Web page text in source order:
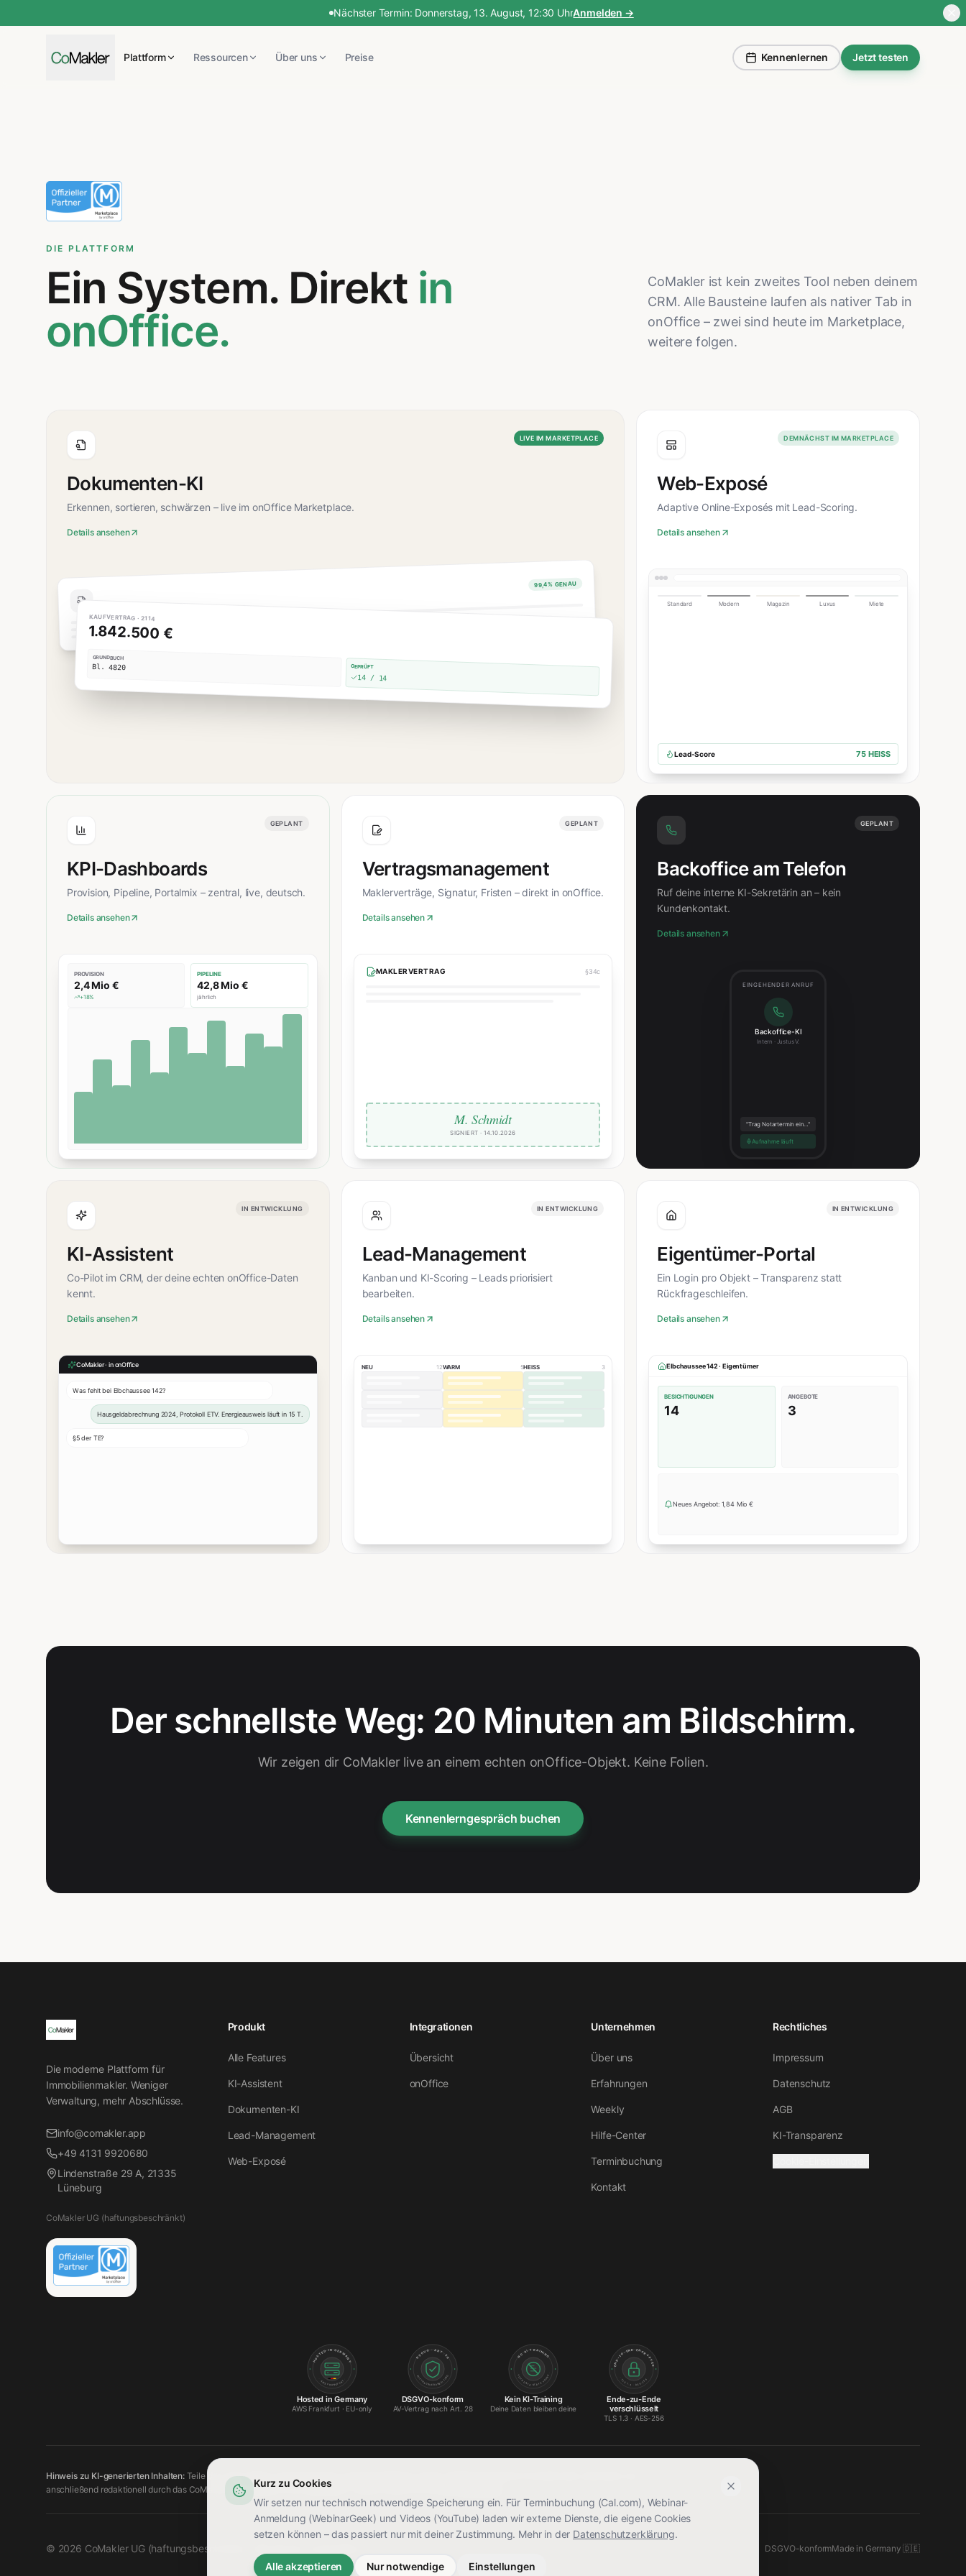
Nächster Termin: Donnerstag, 13. August, 12:30 UhrAnmelden →
Plattform Ressourcen Über uns Preise Kennenlernen Jetzt testen
DIE PLATTFORM
Ein System. Direkt in
onOffice.
CoMakler ist kein zweites Tool neben deinem
CRM. Alle Bausteine laufen als nativer Tab in
onOffice – zwei sind heute im Marketplace,
weitere folgen.
LIVE IM MARKETPLACE
Dokumenten-KI
Erkennen, sortieren, schwärzen – live im onOffice Marketplace.
Details ansehen
99,4% GENAU
KAUFVERTRAG · 2114
1.842.500 €
GRUNDBUCH
Bl. 4820 GEPRÜFT
14 / 14
DEMNÄCHST IM MARKETPLACE
Web-Exposé
Adaptive Online-Exposés mit Lead-Scoring.
Details ansehen
Standard Modern Magazin Luxus Miete
Lead-Score 75 HEISS
GEPLANT
KPI-Dashboards
Provision, Pipeline, Portalmix – zentral, live, deutsch.
Details ansehen
PROVISION
2,4 Mio €
+18%
PIPELINE
42,8 Mio €
jährlich
GEPLANT
Vertragsmanagement
Maklerverträge, Signatur, Fristen – direkt in onOffice.
Details ansehen
MAKLERVERTRAG §34c
M. Schmidt
SIGNIERT · 14.10.2026
GEPLANT
Backoffice am Telefon
Ruf deine interne KI-Sekretärin an – kein
Kundenkontakt.
Details ansehen
EINGEHENDER ANRUF
Backoffice-KI
Intern · Justus V.
"Trag Notartermin ein…"
Aufnahme läuft
IN ENTWICKLUNG
KI-Assistent
Co-Pilot im CRM, der deine echten onOffice-Daten
kennt.
Details ansehen
CoMakler · in onOffice
Was fehlt bei Elbchaussee 142?
Hausgeldabrechnung 2024, Protokoll ETV. Energieausweis läuft in 15 T.
§5 der TE?
IN ENTWICKLUNG
Lead-Management
Kanban und KI-Scoring – Leads priorisiert
bearbeiten.
Details ansehen
NEU 12WARM 5HEISS 3
IN ENTWICKLUNG
Eigentümer-Portal
Ein Login pro Objekt – Transparenz statt
Rückfrageschleifen.
Details ansehen
Elbchaussee 142 · Eigentümer
BESICHTIGUNGEN
14
ANGEBOTE
3
Neues Angebot: 1,84 Mio €
Der schnellste Weg: 20 Minuten am Bildschirm.
Wir zeigen dir CoMakler live an einem echten onOffice-Objekt. Keine Folien.
Kennenlerngespräch buchen
Die moderne Plattform für
Immobilienmakler. Weniger
Verwaltung, mehr Abschlüsse.
info@comakler.app
+49 4131 9920680
Lindenstraße 29 A, 21335
Lüneburg
CoMakler UG (haftungsbeschränkt)
Produkt
Alle Features
KI-Assistent
Dokumenten-KI
Lead-Management
Web-Exposé
Integrationen
Übersicht
onOffice
Unternehmen
Über uns
Erfahrungen
Weekly
Hilfe-Center
Terminbuchung
Kontakt
Rechtliches
Impressum
Datenschutz
AGB
KI-Transparenz
HOSTED IN GERMANY
· AWS FRANKFURT ·
Hosted in Germany
AWS Frankfurt · EU-only
DSGVO · ART. 28
· AUFTRAGSVERARBEITUNG ·
DSGVO-konform
AV-Vertrag nach Art. 28
NO AI TRAINING
· YOUR
DATA STAYS
YOURS ·
Kein KI-Training
Deine Daten bleiben deine
END-TO-END ENCRYPTED
· TLS 1.3 · AES-256 ·
Ende-zu-Ende
verschlüsselt
TLS 1.3 · AES-256
Hinweis zu KI-generierten Inhalten: Teile der Texte, Bilder und Illustrationen auf dieser Website wurden mithilfe generativer KI erstellt oder unterstützt und
anschließend redaktionell durch das CoMakler-Team geprüft und freigegeben. Details findest du unter
© 2026 CoMakler UG (haftungsbeschränkt). Alle Rechte vorbehalten. DSGVO-konformMade in Germany 🇩🇪
Kurz zu Cookies
Wir setzen nur technisch notwendige Speicherung ein. Für Terminbuchung (Cal.com), Webinar-
Anmeldung (WebinarGeek) und Videos (YouTube) laden wir externe Dienste, die eigene Cookies
setzen können – das passiert nur mit deiner Zustimmung. Mehr in der Datenschutzerklärung.
Alle akzeptieren Nur notwendige Einstellungen